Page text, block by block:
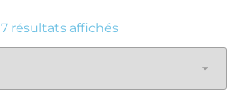
7 résultats affichés